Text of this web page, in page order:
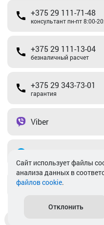
+375 29 111-71-48
консультант пн-пт 8:00-
+375 29 111-13-04
безналичный расчет
+375 29 343-73-01
гарантия
Viber
info@akkamulik.by
Пункты
Cайт использует файлы
анализа данных в
файлов cookie.
Отклонить